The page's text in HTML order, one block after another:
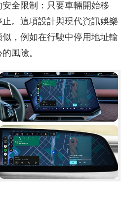
全限制：只要車輛開始移
。這項設計與現代資訊娛樂
，例如在行駛中停用地址輸
風險。